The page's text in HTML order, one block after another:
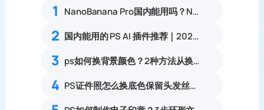
1 NanoBanana Pro国内能用吗？Nano banana使用教程
2 国内能用的 PS AI 插件推荐｜2026 4款AI插件最新实测
3 ps如何换背景颜色？2种方法从换背景颜色操作指南
4 PS证件照怎么换底色保留头发丝细节？3步解决抠图白边杂边完整教程